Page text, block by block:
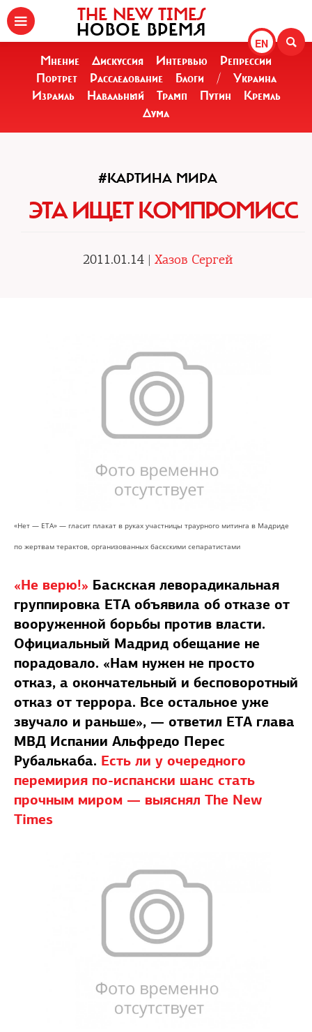
EN
THE NEW TIMES
НОВОЕ ВРЕМЯ
Мнение Дискуссия Интервью
Репрессии
Портрет
Расследование Блоги /
Украина
Израиль
Навальный Трамп Путин
Кремль
Дума
#КАРТИНА МИРА
ЭТА ИЩЕТ КОМПРОМИСС
2011.01.14 | Хазов Сергей
«Нет — ETA» — гласит плакат в руках участницы траурного митинга в Мадриде
по жертвам терактов, организованных баскскими сепаратистами
«Не верю!» Баскская леворадикальная
группировка ETA объявила об отказе от
вооруженной борьбы против власти.
Официальный Мадрид обещание не
порадовало. «Нам нужен не просто
отказ, а окончательный и бесповоротный
отказ от террора. Все остальное уже
звучало и раньше», — ответил ETA глава
МВД Испании Альфредо Перес
Рубалькаба. Есть ли у очередного
перемирия по-испански шанс стать
прочным миром — выяснял The New
Times